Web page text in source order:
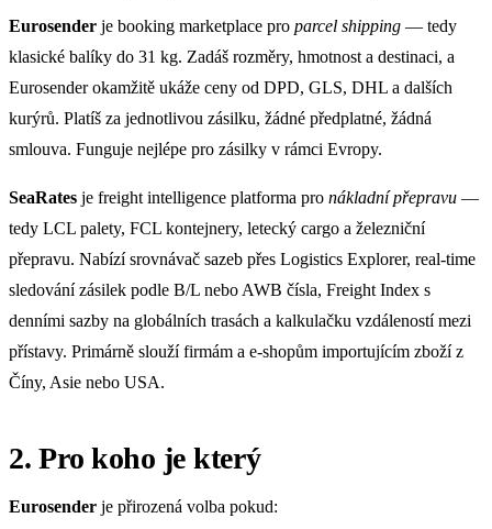
Eurosender je booking marketplace pro parcel shipping — tedy
klasické balíky do 31 kg. Zadáš rozměry, hmotnost a destinaci, a
Eurosender okamžitě ukáže ceny od DPD, GLS, DHL a dalších
kurýrů. Platíš za jednotlivou zásilku, žádné předplatné, žádná
smlouva. Funguje nejlépe pro zásilky v rámci Evropy.
SeaRates je freight intelligence platforma pro nákladní přepravu —
tedy LCL palety, FCL kontejnery, letecký cargo a železniční
přepravu. Nabízí srovnávač sazeb přes Logistics Explorer, real-time
sledování zásilek podle B/L nebo AWB čísla, Freight Index s
denními sazby na globálních trasách a kalkulačku vzdáleností mezi
přístavy. Primárně slouží firmám a e-shopům importujícím zboží z
Číny, Asie nebo USA.
2. Pro koho je který
Eurosender je přirozená volba pokud: